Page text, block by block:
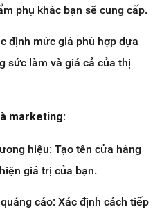
phụ khác bạn sẽ cung cấp.
định mức giá phù hợp dựa
sức làm và giá cả của thị
marketing:
hiệu: Tạo tên cửa hàng
giá trị của bạn.
cáo: Xác định cách tiếp